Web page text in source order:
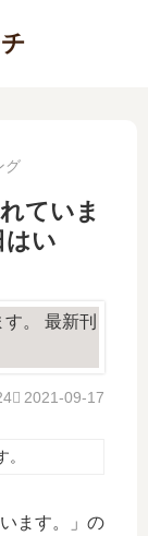
グ
ていま
はい
2021-09-17
ます。」の